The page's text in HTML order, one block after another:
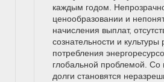
каждым годом.
ценообразовании и
начисления выплат,
сознательности и культуры
потребления
глобальной проблемой. Со
долги становятся